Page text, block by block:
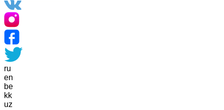
ru
en
be
kk
uz